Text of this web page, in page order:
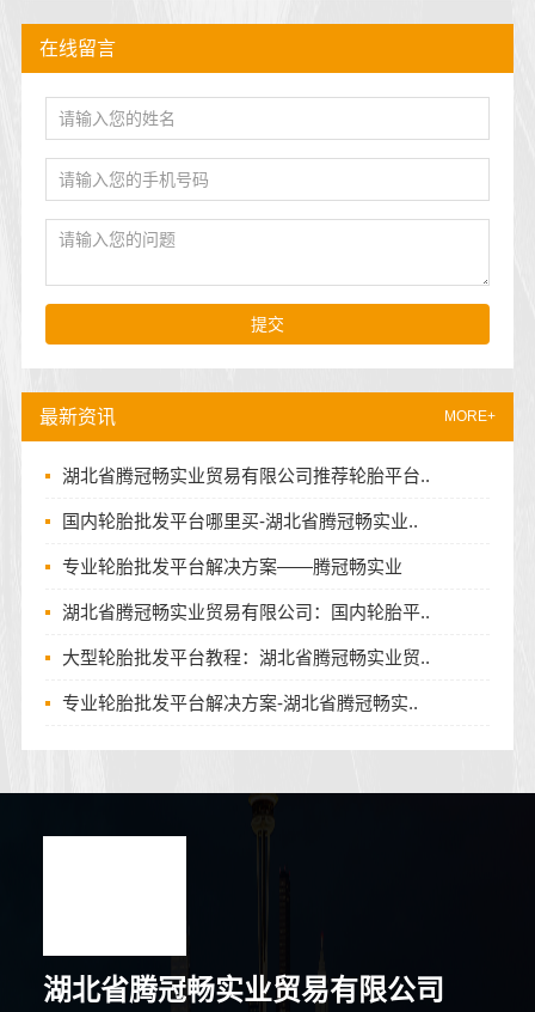
最新资讯 MORE+
湖北省腾冠畅实业贸易有限公司推荐轮胎平台..
国内轮胎批发平台哪里买-湖北省腾冠畅实业..
专业轮胎批发平台解决方案——腾冠畅实业
湖北省腾冠畅实业贸易有限公司：国内轮胎平..
大型轮胎批发平台教程：湖北省腾冠畅实业贸..
专业轮胎批发平台解决方案-湖北省腾冠畅实..
在线留言
提交
湖北省腾冠畅实业贸易有限公司